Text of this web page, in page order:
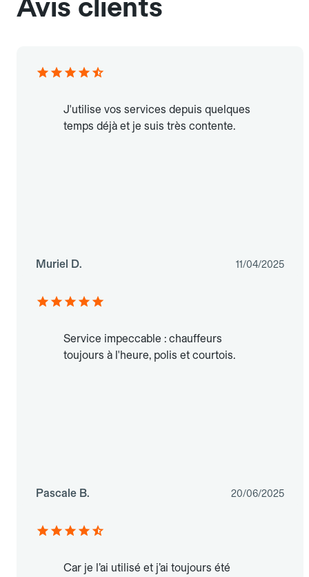
Avis clients
J'utilise vos services depuis quelques
temps déjà et je suis très contente.
Muriel D. 11/04/2025
Service impeccable : chauffeurs
toujours à l'heure, polis et courtois.
Pascale B. 20/06/2025
Car je l’ai utilisé et j’ai toujours été